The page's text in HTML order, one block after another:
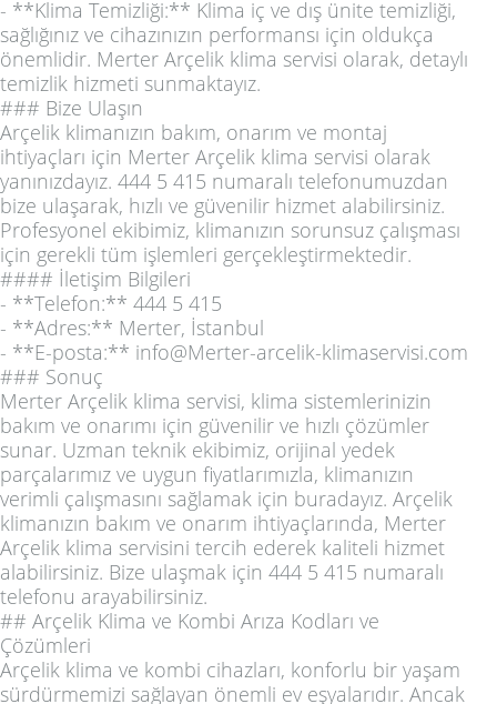
- **Klima Temizliği:** Klima iç ve dış ünite temizliği,
sağlığınız ve cihazınızın performansı için oldukça
önemlidir. Merter Arçelik klima servisi olarak, detaylı
temizlik hizmeti sunmaktayız.
### Bize Ulaşın
Arçelik klimanızın bakım, onarım ve montaj
ihtiyaçları için Merter Arçelik klima servisi olarak
yanınızdayız. 444 5 415 numaralı telefonumuzdan
bize ulaşarak, hızlı ve güvenilir hizmet alabilirsiniz.
Profesyonel ekibimiz, klimanızın sorunsuz çalışması
için gerekli tüm işlemleri gerçekleştirmektedir.
#### İletişim Bilgileri
- **Telefon:** 444 5 415
- **Adres:** Merter, İstanbul
- **E-posta:** info@Merter-arcelik-klimaservisi.com
### Sonuç
Merter Arçelik klima servisi, klima sistemlerinizin
bakım ve onarımı için güvenilir ve hızlı çözümler
sunar. Uzman teknik ekibimiz, orijinal yedek
parçalarımız ve uygun fiyatlarımızla, klimanızın
verimli çalışmasını sağlamak için buradayız. Arçelik
klimanızın bakım ve onarım ihtiyaçlarında, Merter
Arçelik klima servisini tercih ederek kaliteli hizmet
alabilirsiniz. Bize ulaşmak için 444 5 415 numaralı
telefonu arayabilirsiniz.
## Arçelik Klima ve Kombi Arıza Kodları ve
Çözümleri
Arçelik klima ve kombi cihazları, konforlu bir yaşam
sürdürmemizi sağlayan önemli ev eşyalarıdır. Ancak